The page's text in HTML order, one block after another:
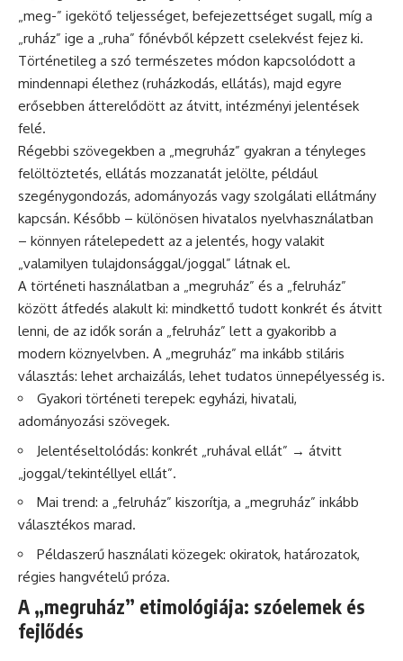
„meg-” igekötő teljességet, befejezettséget sugall, míg a
„ruház” ige a „ruha” főnévből képzett cselekvést fejez ki.
Történetileg a szó természetes módon kapcsolódott a
mindennapi élethez (ruházkodás, ellátás), majd egyre
erősebben átterelődött az átvitt, intézményi jelentések
felé.
Régebbi szövegekben a „megruház” gyakran a tényleges
felöltöztetés, ellátás mozzanatát jelölte, például
szegénygondozás, adományozás vagy szolgálati ellátmány
kapcsán. Később – különösen hivatalos nyelvhasználatban
– könnyen rátelepedett az a jelentés, hogy valakit
„valamilyen tulajdonsággal/joggal” látnak el.
A történeti használatban a „megruház” és a „felruház”
között átfedés alakult ki: mindkettő tudott konkrét és átvitt
lenni, de az idők során a „felruház” lett a gyakoribb a
modern köznyelvben. A „megruház” ma inkább stiláris
választás: lehet archaizálás, lehet tudatos ünnepélyesség is.
Gyakori történeti terepek: egyházi, hivatali,
adományozási szövegek.
Jelentéseltolódás: konkrét „ruhával ellát” → átvitt
„joggal/tekintéllyel ellát”.
Mai trend: a „felruház” kiszorítja, a „megruház” inkább
választékos marad.
Példaszerű használati közegek: okiratok, határozatok,
régies hangvételű próza.
A „megruház” etimológiája: szóelemek és
fejlődés